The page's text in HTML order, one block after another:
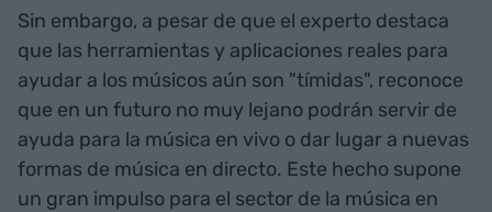
Sin embargo, a pesar de que el experto destaca
que las herramientas y aplicaciones reales para
ayudar a los músicos aún son "tímidas", reconoce
que en un futuro no muy lejano podrán servir de
ayuda para la música en vivo o dar lugar a nuevas
formas de música en directo. Este hecho supone
un gran impulso para el sector de la música en